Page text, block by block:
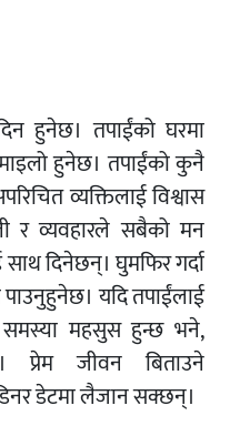
हुनेछ। तपाईंको घरमा
हुनेछ। तपाईंको कुनै
व्यक्तिलाई विश्वास
र व्यवहारले सबैको मन
दिनेछन्। घुमफिर गर्दा
पाउनुहुनेछ। यदि तपाईंलाई
समस्या महसुस हुन्छ भने,
प्रेम जीवन बिताउने
डेटमा लैजान सक्छन्।